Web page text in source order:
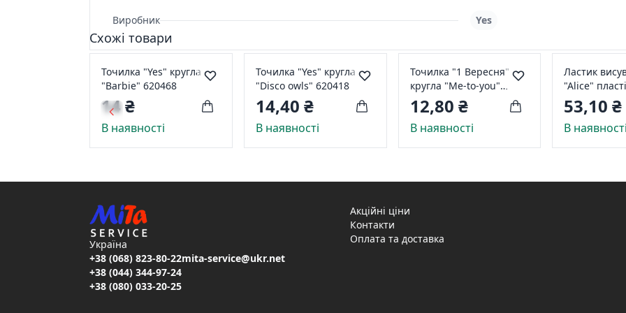
Виробник Yes
Схожі товари
Точилка "Yes" кругла
"Barbie" 620468
14 ₴
В наявності
Точилка "Yes" кругла
"Disco owls" 620418
14,40 ₴
В наявності
Точилка "1 Вересня"
кругла "Me-to-you"
620460
12,80 ₴
В наявності
Ластик
"Alice" пластіковий
корпус 560560
53,10 ₴
В наявності
Україна
+38 (068) 823-80-22
+38 (044) 344-97-24
+38 (080) 033-20-25
mita-service@ukr.net
Акційні ціни
Контакти
Оплата та доставка